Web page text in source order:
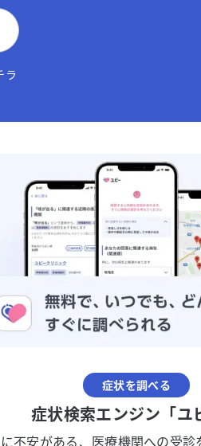
ラ
症状を調べる
症状検索エンジン「ユ
不安がある、医療機関への受診